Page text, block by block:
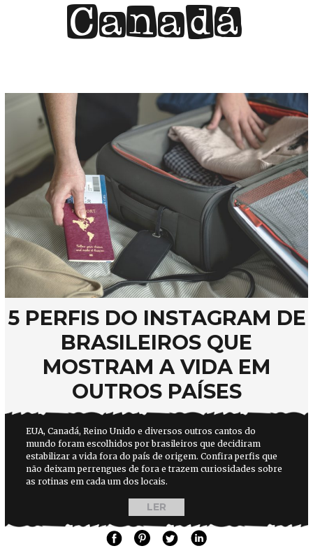
Canadá
5 PERFIS DO INSTAGRAM DE
BRASILEIROS QUE
MOSTRAM A VIDA EM
OUTROS PAÍSES
EUA, Canadá, Reino Unido e diversos outros cantos do
mundo foram escolhidos por brasileiros que decidiram
estabilizar a vida fora do país de origem. Confira perfis que
não deixam perrengues de fora e trazem curiosidades sobre
as rotinas em cada um dos locais.
LER